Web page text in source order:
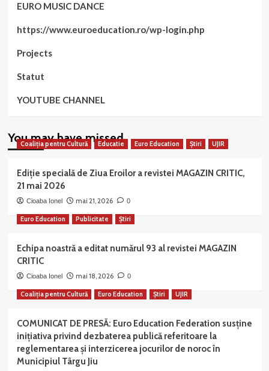
EURO MUSIC DANCE
https://www.euroeducation.ro/wp-login.php
Projects
Statut
YOUTUBE CHANNEL
You may have missed
Coaliția pentru Cultură Educatie Euro Education Știri UJIR
Ediție specială de Ziua Eroilor a revistei MAGAZIN CRITIC,
21 mai 2026
Cioaba Ionel mai 21, 2026 0
Euro Education Publicitate Știri
Echipa noastră a editat numărul 93 al revistei MAGAZIN
CRITIC
Cioaba Ionel mai 18, 2026 0
Coaliția pentru Cultură Euro Education Știri UJIR
COMUNICAT DE PRESĂ: Euro Education Federation susține
inițiativa privind dezbaterea publică referitoare la
reglementarea și interzicerea jocurilor de noroc în
Municipiul Târgu Jiu